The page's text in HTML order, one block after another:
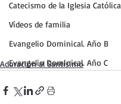
Catecismo de la Iglesia Católica
Vídeos de familia
Evangelio Dominical. Año B
Evangelio Dominical. Año C
Adoración al Santísimo